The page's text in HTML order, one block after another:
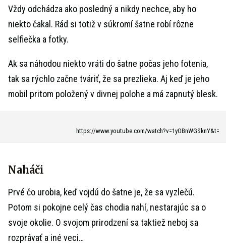
Vždy odchádza ako posledný a nikdy nechce, aby ho
niekto čakal. Rád si totiž v súkromí šatne robí rôzne
selfiečka a fotky.
Ak sa náhodou niekto vráti do šatne počas jeho fotenia,
tak sa rýchlo začne tváriť, že sa prezlieka. Aj keď je jeho
mobil pritom položený v divnej polohe a má zapnutý blesk.
https://www.youtube.com/watch?v=1yOBnWGSknY&t=
Naháči
Prvé čo urobia, keď vojdú do šatne je, že sa vyzlečú.
Potom si pokojne celý čas chodia nahí, nestarajúc sa o
svoje okolie. O svojom prirodzení sa taktiež neboj sa
rozprávať a iné veci…